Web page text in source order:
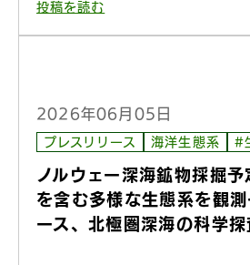
投稿を読む
2026年06月05日
プレスリリース 海洋生態系 #
ノルウェー深海鉱物採掘
を含む多様な生態系を観
ース、北極圏深海の科学